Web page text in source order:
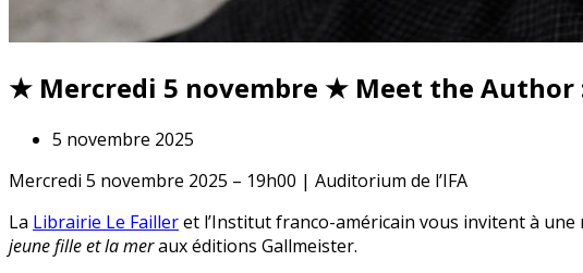
★ Mercredi 5 novembre ★ Meet the Author
5 novembre 2025
Mercredi 5 novembre 2025 – 19h00 | Auditorium de l’IFA
La Librairie Le Failleret l’Institut franco-américain vous invitent à une
jeune fille et la meraux éditions Gallmeister.